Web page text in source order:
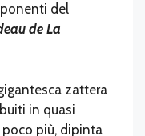
del
de La
zattera
in quasi
più, dipinta